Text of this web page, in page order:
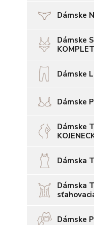
Dámske
Dámske
Dámske
Dámske
Dámske
Dámska
Dámska
Dámske